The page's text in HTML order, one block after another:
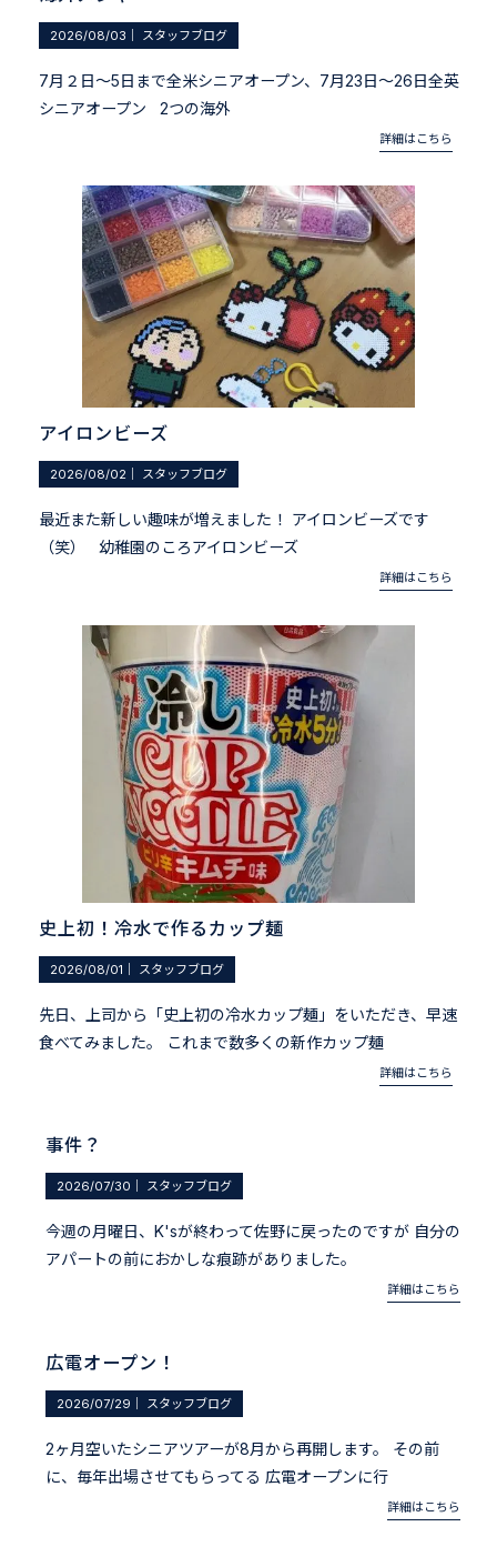
2026/08/03 スタッフブログ
7月２日～5日まで全米シニアオープン、7月23日～26日全英
シニアオープン 2つの海外
詳細はこちら
アイロンビーズ
2026/08/02｜ スタッフブログ
最近また新しい趣味が増えました！ アイロンビーズです
（笑） 幼稚園のころアイロンビーズ
詳細はこちら
史上初！冷水で作るカップ麺
2026/08/01 スタッフブログ
先日、上司から「史上初の冷水カップ麺」をいただき、早速
食べてみました。 これまで数多くの新作カップ麺
詳細はこちら
事件？
2026/07/30 スタッフブログ
今週の月曜日、K'sが終わって佐野に戻ったのですが 自分の
アパートの前におかしな痕跡がありました。
詳細はこちら
広電オープン！
2026/07/29 スタッフブログ
2ヶ月空いたシニアツアーが8月から再開します。 その前
に、毎年出場させてもらってる 広電オープンに行
詳細はこちら